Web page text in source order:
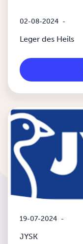
02-08-2024 -
Leger des Heils
19-07-2024 -
JYSK